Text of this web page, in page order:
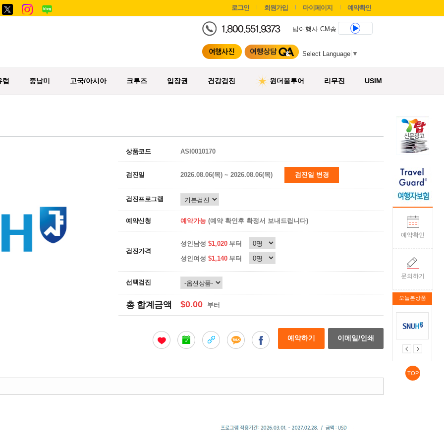
예약확인
문의하기
오늘본상품
TOP
로그인 회원가입 마이페이지 예약확인
탑여행사 CM송
Select Language ▼
럽 중남미 고국/아시아 크루즈 입장권 건강검진 원더풀투어 리무진 USIM
상품코드 ASI0010170
검진일 2026.08.06(목) ~ 2026.08.06(목) 검진일 변경
검진프로그램
예약신청 예약가능 (예약 확인후 확정서 보내드립니다)
검진가격
성인남성 $1,020 부터
성인여성 $1,140 부터
선택검진
총 합계금액 $0.00 부터
예약하기 이메일/인쇄